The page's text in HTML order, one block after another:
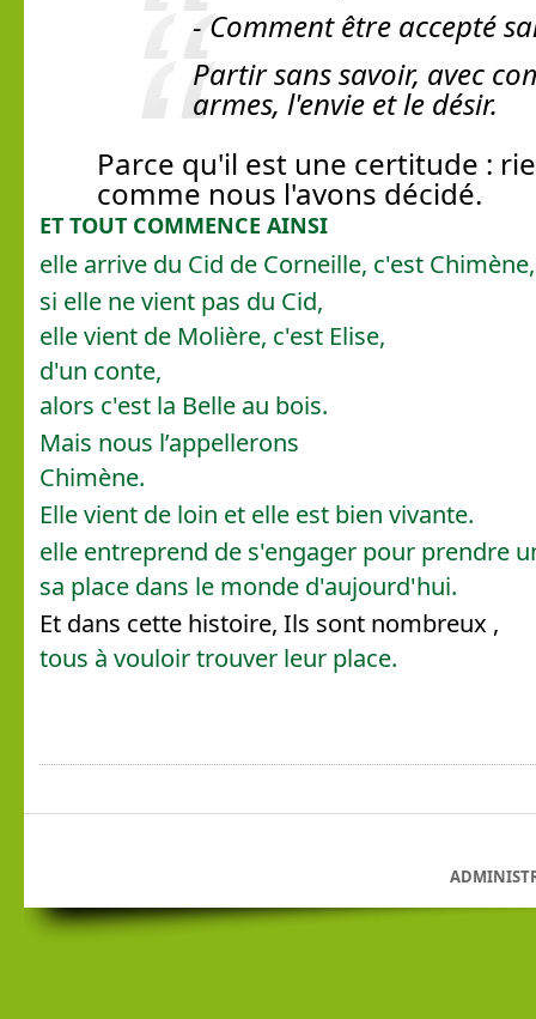
- Comment être accepté
Partir sans savoir, avec
armes, l'envie et le désir.
Parce qu'il est une certitude :
comme nous l'avons décidé.
ET TOUT COMMENCE AINSI
elle arrive du Cid de Corneille, c'est Chimène,
si elle ne vient pas du Cid,
elle vient de Molière, c'est Elise,
d'un conte,
alors c'est la Belle au bois.
Mais nous l’appellerons
Chimène.
Elle vient de loin et elle est bien vivante.
elle entreprend de s'engager pour prendre
sa place dans le monde d'aujourd'hui.
Et dans cette histoire, Ils sont nombreux ,
tous à vouloir trouver leur place.